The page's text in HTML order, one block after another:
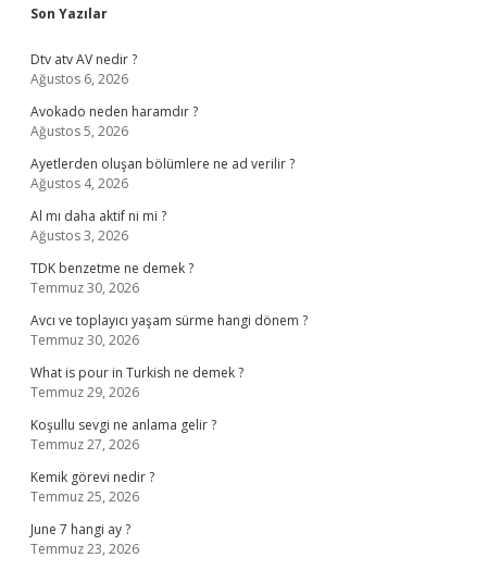
Sidebar
Son Yazılar
Dtv atv AV nedir ?
Ağustos 6, 2026
Avokado neden haramdır ?
Ağustos 5, 2026
Ayetlerden oluşan bölümlere ne ad verilir ?
Ağustos 4, 2026
Al mı daha aktif ni mi ?
Ağustos 3, 2026
TDK benzetme ne demek ?
Temmuz 30, 2026
Avcı ve toplayıcı yaşam sürme hangi dönem ?
Temmuz 30, 2026
What is pour in Turkish ne demek ?
Temmuz 29, 2026
Koşullu sevgi ne anlama gelir ?
Temmuz 27, 2026
Kemik görevi nedir ?
Temmuz 25, 2026
June 7 hangi ay ?
Temmuz 23, 2026